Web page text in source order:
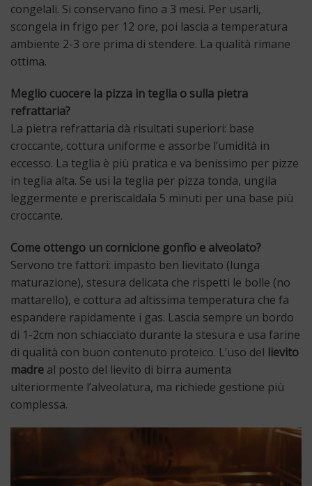
congelali. Si conservano fino a 3 mesi. Per usarli,
scongela in frigo per 12 ore, poi lascia a temperatura
ambiente 2-3 ore prima di stendere. La qualità rimane
ottima.
Meglio cuocere la pizza in teglia o sulla pietra
refrattaria?
La pietra refrattaria dà risultati superiori: base
croccante, cottura uniforme e assorbe l’umidità in
eccesso. La teglia è più pratica e va benissimo per pizze
in teglia alta. Se usi la teglia per pizza tonda, ungila
leggermente e preriscaldala 5 minuti per una base più
croccante.
Come ottengo un cornicione gonfio e alveolato?
Servono tre fattori: impasto ben lievitato (lunga
maturazione), stesura delicata che rispetti le bolle (no
mattarello), e cottura ad altissima temperatura che fa
espandere rapidamente i gas. Lascia sempre un bordo
di 1-2cm non schiacciato durante la stesura e usa farine
di qualità con buon contenuto proteico. L’uso del lievito
madre al posto del lievito di birra aumenta
ulteriormente l’alveolatura, ma richiede gestione più
complessa.